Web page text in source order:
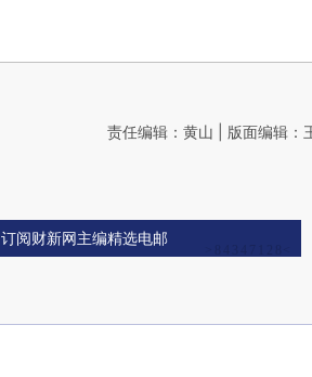
责任编辑：黄山 | 版面编辑：
订阅财新网主编精选电邮